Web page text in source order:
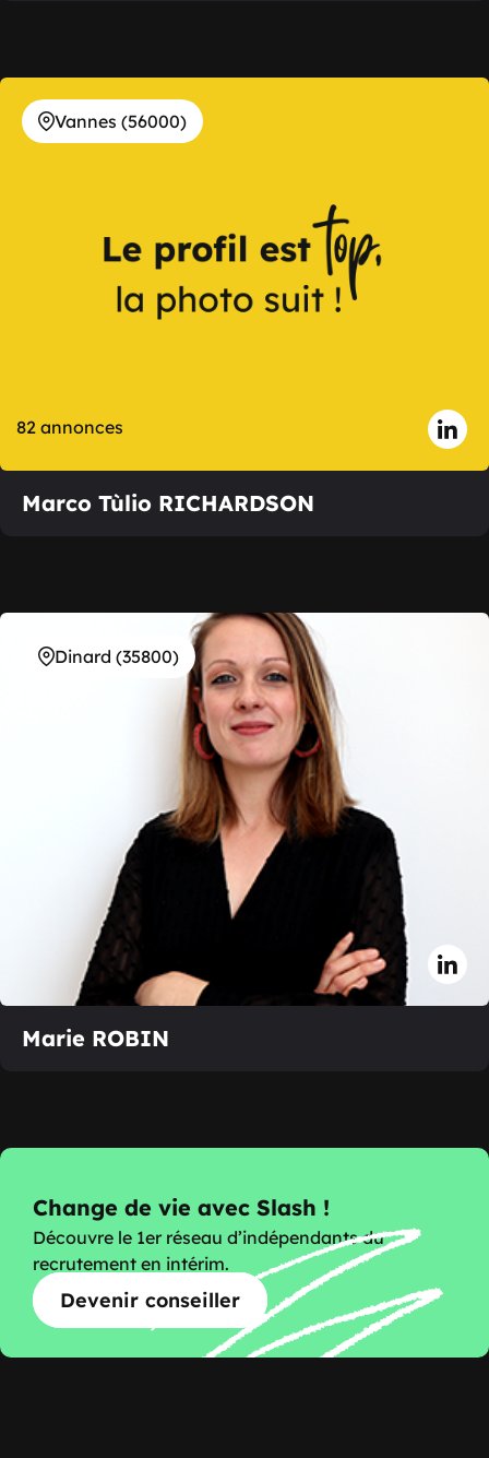
82 annonces
Vannes (56000)
Marco Tùlio RICHARDSON
Dinard (35800)
Marie ROBIN
Change de vie avec Slash !
Découvre le 1er réseau d’indépendants du
recrutement en intérim.
Devenir conseiller